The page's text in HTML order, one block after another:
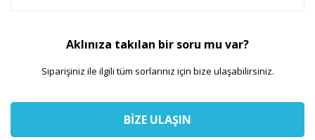
Aklınıza takılan bir soru mu var?
Siparişiniz ile ilgili tüm sorlarınız için bize ulaşabilirsiniz.
BİZE ULAŞIN